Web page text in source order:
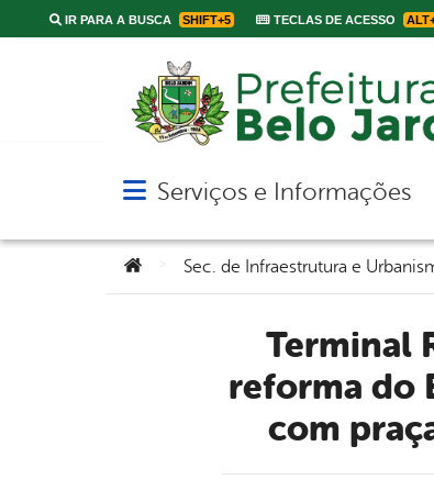
IR PARA A BUSCA SHIFT+5 TECLAS DE ACESSO
Abrir menu principal de navegação
Serviços e Informações
Você está aqui:Sec. de Infraestrutura e
Terminal Rodoviário de Belo Jardim é reinaugurado após
reforma do
com